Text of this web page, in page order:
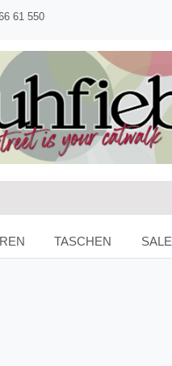
61 550
TASCHEN SALE